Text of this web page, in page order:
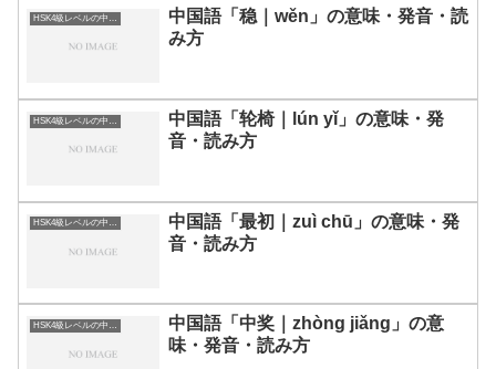
中国語「稳｜wěn」の意味・発音・読
み方
中国語「轮椅｜lún yǐ」の意味・発
音・読み方
HSK4級レベルの中国語
中国語「最初｜zuì chū」の意味・発
音・読み方
HSK4級レベルの中国語
中国語「中奖｜zhòng jiǎng」の意
味・発音・読み方